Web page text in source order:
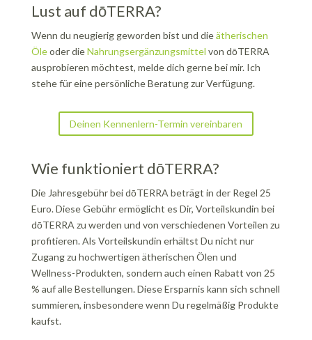
Lust auf dōTERRA?
Wenn du neugierig geworden bist und dieätherischen
Öleoder dieNahrungsergänzungsmittel von dōTERRA
ausprobieren möchtest, melde dich gerne bei mir. Ich
stehe für eine persönliche Beratung zur Verfügung.
Deinen Kennenlern-Termin vereinbaren
Wie funktioniert dōTERRA?
Die Jahresgebühr bei dōTERRA beträgt in der Regel 25
Euro. Diese Gebühr ermöglicht es Dir, Vorteilskundin bei
dōTERRA zu werden und von verschiedenen Vorteilen zu
profitieren. Als Vorteilskundin erhältst Du nicht nur
Zugang zu hochwertigen ätherischen Ölen und
Wellness-Produkten, sondern auch einen Rabatt von 25
% auf alle Bestellungen. Diese Ersparnis kann sich schnell
summieren, insbesondere wenn Du regelmäßig Produkte
kaufst.